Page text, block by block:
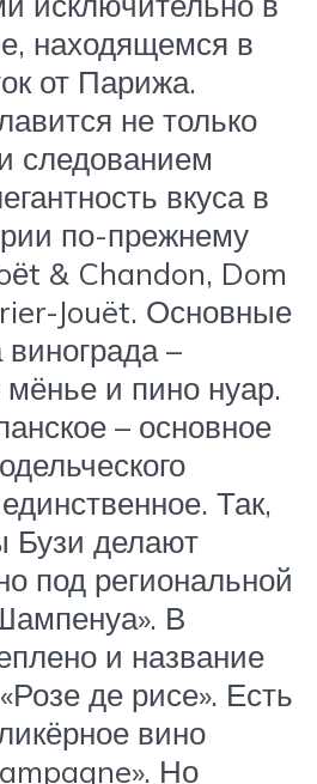
находящемся в
от Парижа.
не только
следованием
вкуса в
по-прежнему
& Chandon, Dom
Jouët. Основные
–
и пино нуар.
– основное
Так,
Бузи делают
под региональной
В
и название
де рисе». Есть
вино
Но